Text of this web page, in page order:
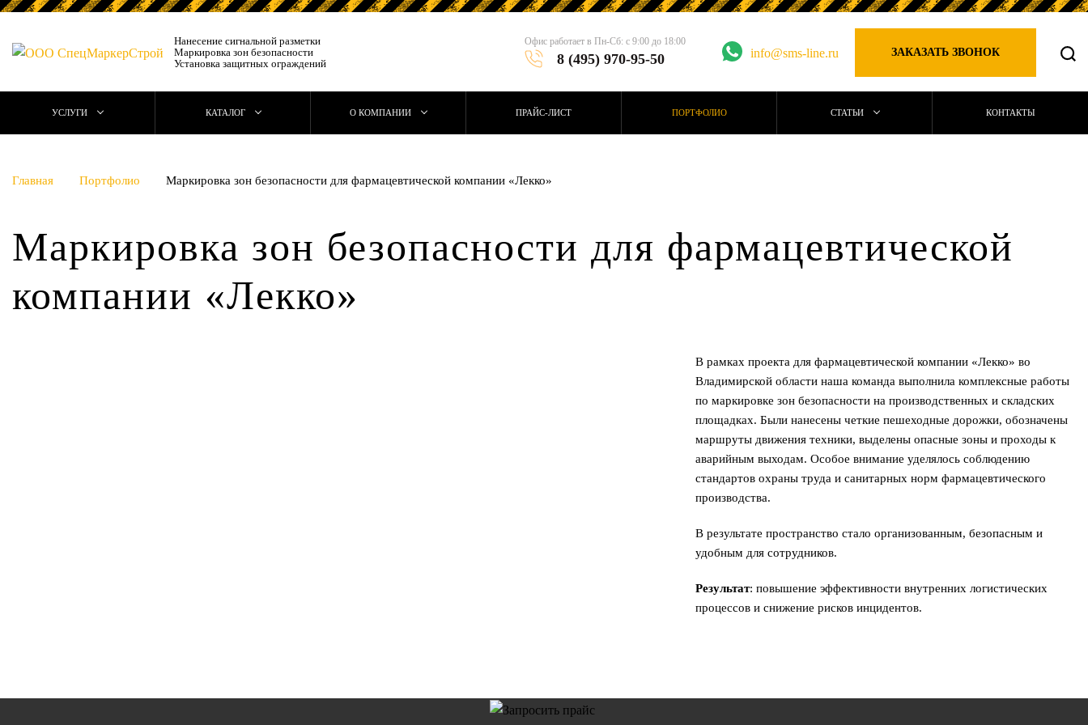
Нанесение сигнальной разметки
Маркировка зон безопасности
Установка защитных ограждений
Офис работает в Пн-Сб: с 9:00 до 18:00
8 (495) 970-95-50 info@sms-line.ru ЗАКАЗАТЬ ЗВОНОК
УСЛУГИ КАТАЛОГ О КОМПАНИИ ПРАЙС-ЛИСТ ПОРТФОЛИО СТАТЬИ КОНТАКТЫ
Главная Портфолио Маркировка зон безопасности для фармацевтической компании «Лекко»
Маркировка зон безопасности для фармацевтической
компании «Лекко»
В рамках проекта для фармацевтической компании «Лекко» во
Владимирской области наша команда выполнила комплексные работы
по маркировке зон безопасности на производственных и складских
площадках. Были нанесены четкие пешеходные дорожки, обозначены
маршруты движения техники, выделены опасные зоны и проходы к
аварийным выходам. Особое внимание уделялось соблюдению
стандартов охраны труда и санитарных норм фармацевтического
производства.
В результате пространство стало организованным, безопасным и
удобным для сотрудников.
Результат: повышение эффективности внутренних логистических
процессов и снижение рисков инцидентов.